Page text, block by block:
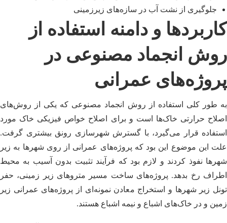
جلوگیری از نشت آب در سازه‌های زیرزمینی
کاربردها و دامنه استفاده از
روش انجماد مصنوعی در
پروژه‌های عمرانی
به طور کلی استفاده از روش انجماد مصنوعی که یکی از روش‌های
اصلاح حرارتی خاک‌ها است و برای اصلاح خواص فیزیکی خاک مورد
استفاده قرار می‌گیرد، با گسترش شهرسازی رونق بیشتری گرفت.
علت این موضوع این بود که پروژه‌های عمرانی از روی شهرها به زیر
شهرها نفوذ کردند و لازم بود که فرآیند تثبیت بدون آسیب به محیط
اطراف رخ بدهد. پروژه‌های ساخت مسیر متروهای زیر زمینی، حفر
تونل زیر شهرها و استخراج معادن نمونه‌ای از پروژه‌های عمرانی زیر
زمین و در خاک‌های اشباع و نیمه اشباع هستند.